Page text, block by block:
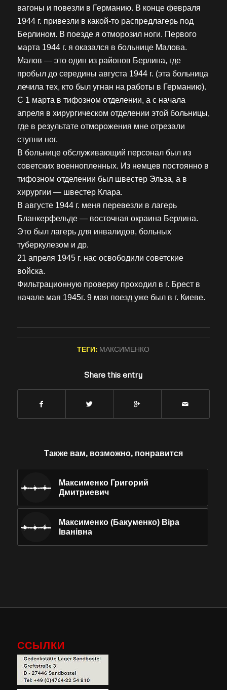
вагоны и повезли в Германию. В конце февраля
1944 г. привезли в какой-то распредлагерь под
Берлином. В поезде я отморозил ноги. Первого
марта 1944 г. я оказался в больнице Малова.
Малов — это один из районов Берлина, где
пробыл до середины августа 1944 г. (эта больница
лечила тех, кто был угнан на работы в Германию).
С 1 марта в тифозном отделении, а с начала
апреля в хирургическом отделении этой больницы,
где в результате отморожения мне отрезали
ступни ног.
В больнице обслуживающий персонал был из
советских военнопленных. Из немцев постоянно в
тифозном отделении был швестер Эльза, а в
хирургии — швестер Клара.
В августе 1944 г. меня перевезли в лагерь
Бланкерфельде — восточная окраина Берлина.
Это был лагерь для инвалидов, больных
туберкулезом и др.
21 апреля 1945 г. нас освободили советские
войска.
Фильтрационную проверку проходил в г. Брест в
начале мая 1945г. 9 мая поезд уже был в г. Киеве.
ТЕГИ: МАКСИМЕНКО
Share this entry
Также вам, возможно, понравится
Максименко Григорий
Дмитриевич
Максименко (Бакуменко) Віра
Іванівна
ССЫЛКИ